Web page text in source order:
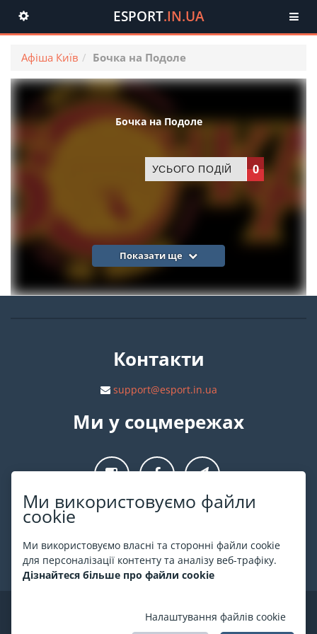
Ми використовуємо файли
cookie
Ми використовуємо власні та сторонні файли cookie
для персоналізації контенту та аналізу веб-трафіку.
Дізнайтеся більше про файли cookie
Налаштування файлів cookie
Toggle
navigation
ESPORT.IN.UA
Афіша Київ Бочка на Подоле
Бочка на Подоле
УСЬОГО ПОДІЙ 0
Показати ще
Контакти
support@esport.in.ua
Ми у соцмережах
Про ESPORT.in.ua
На ESPORT.in.ua представлена афіша Києва та інших міст
України. Всі квитки продаються офіційно. Ми працюємо
безпосередньо з касами.